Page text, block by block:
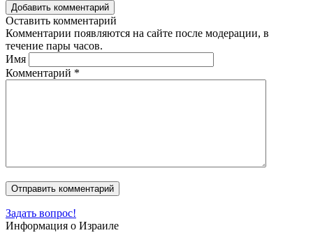
Добавить комментарий
Оставить комментарий
Комментарии появляются на сайте после модерации, в
течение пары часов.
Имя
Комментарий *
Задать вопрос!
Информация о Израиле